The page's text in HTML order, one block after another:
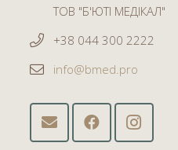
ТОВ "Б'ЮТІ МЕДІКАЛ"
+38 044 300 2222
info@bmed.pro